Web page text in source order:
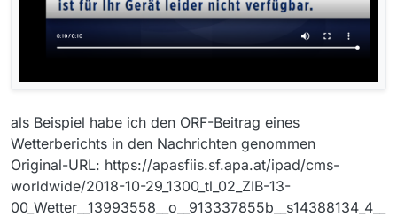
als Beispiel habe ich den ORF-Beitrag eines
Wetterberichts in den Nachrichten genommen
Original-URL: https://apasfiis.sf.apa.at/ipad/cms-
worldwide/2018-10-29_1300_tl_02_ZIB-13-
00_Wetter__13993558__o__913337855b__s14388134_4__